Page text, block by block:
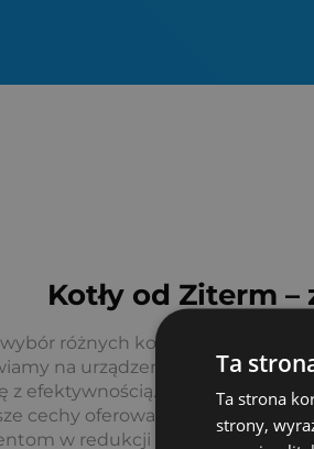
Kotły od Ziterm –
różnych kotłów, które
na urządzenia łączące w
efektywnością. Trwałość oraz
cechy oferowanych przez nas
w redukcji kosztów
Ta
Ta strona
strony,